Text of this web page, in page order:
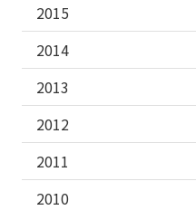
2015
2014
2013
2012
2011
2010